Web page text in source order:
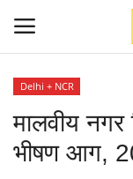
Home
Delhi + NCR
मालवीय
भीषण आग,